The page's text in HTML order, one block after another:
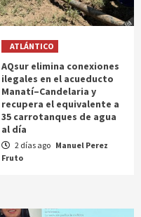
ATLÁNTICO
AQsur elimina conexiones
ilegales en el acueducto
Manatí–Candelaria y
recupera el equivalente a
35 carrotanques de agua
al día
2 días ago Manuel Perez
Fruto